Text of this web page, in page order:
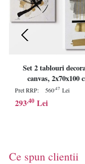
Set 2 tablouri
canvas, 2x70x100
panza/lemn,
Verificat A · Re-
Pret RRP: 560,47 Lei
293,40 Lei
Ce spun clientii